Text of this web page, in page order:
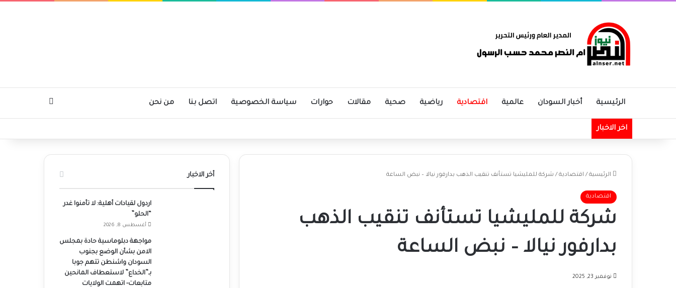
الرئيسية أخبار السودان عالمية اقتصادية رياضية صحية مقالات حوارات سياسة الخصوصية اتصل بنا من نحن
اخر الاخبار
الرئيسية / اقتصادية / شركة للمليشيا تستأنف تنقيب الذهب بدارفور نيالا – نبض الساعة
اقتصادية
شركة للمليشيا تستأنف تنقيب الذهب
بدارفور نيالا – نبض الساعة
نوفمبر 23, 2025
أخر الاخبار
اردول لقيادات أهلية: لا تأمنوا غدر
“الحلو”
أغسطس 8, 2026
مواجهة دبلوماسية حادة بمجلس
الامن بشأن الوضع بجنوب
السودان واشنطن تتهم جوبا
بـ”الخداع” لاستعطاف المانحين
متابعات- اتهمت الولايات